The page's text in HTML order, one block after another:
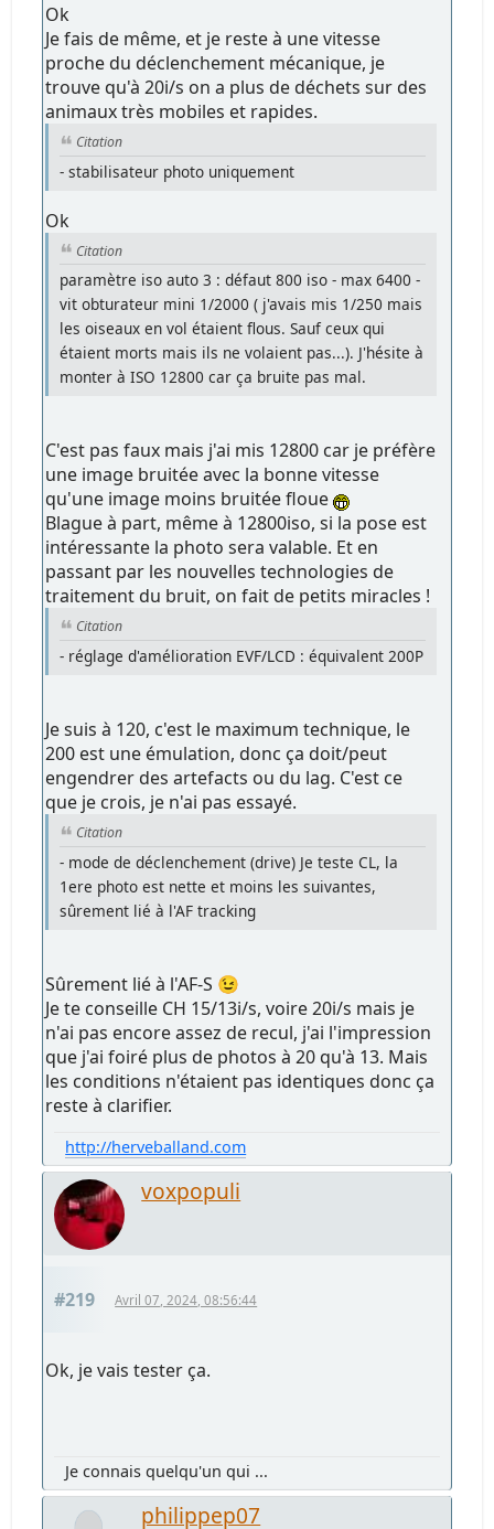
Ok
Je fais de même, et je reste à une vitesse
proche du déclenchement mécanique, je
trouve qu'à 20i/s on a plus de déchets sur des
animaux très mobiles et rapides.
Citation
- stabilisateur photo uniquement
Ok
Citation
paramètre iso auto 3 : défaut 800 iso - max 6400 -
vit obturateur mini 1/2000 ( j'avais mis 1/250 mais
les oiseaux en vol étaient flous. Sauf ceux qui
étaient morts mais ils ne volaient pas...). J'hésite à
monter à ISO 12800 car ça bruite pas mal.
C'est pas faux mais j'ai mis 12800 car je préfère
une image bruitée avec la bonne vitesse
qu'une image moins bruitée floue
Blague à part, même à 12800iso, si la pose est
intéressante la photo sera valable. Et en
passant par les nouvelles technologies de
traitement du bruit, on fait de petits miracles !
Citation
- réglage d'amélioration EVF/LCD : équivalent 200P
Je suis à 120, c'est le maximum technique, le
200 est une émulation, donc ça doit/peut
engendrer des artefacts ou du lag. C'est ce
que je crois, je n'ai pas essayé.
Citation
- mode de déclenchement (drive) Je teste CL, la
1ere photo est nette et moins les suivantes,
sûrement lié à l'AF tracking
Sûrement lié à l'AF-S 😉
Je te conseille CH 15/13i/s, voire 20i/s mais je
n'ai pas encore assez de recul, j'ai l'impression
que j'ai foiré plus de photos à 20 qu'à 13. Mais
les conditions n'étaient pas identiques donc ça
reste à clarifier.
http://herveballand.com
voxpopuli
#219 Avril 07, 2024, 08:56:44
Ok, je vais tester ça.
Je connais quelqu'un qui ...
philippep07